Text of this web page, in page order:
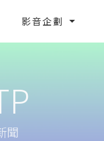
影音企劃
聞